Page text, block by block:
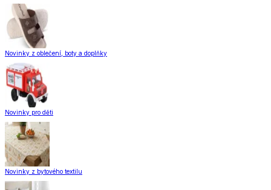
Novinky z oblečení, boty a doplňky
Novinky pro děti
Novinky z bytového textilu